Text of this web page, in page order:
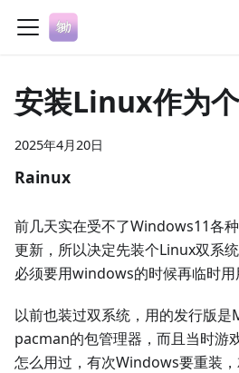
安装Linux作为
2025年4月20日
Rainux
前几天实在受不了Windows11各
更新，所以决定先装个Linux双系
必须要用windows的时候再临时用
以前也装过双系统，用的发行版
pacman的包管理器，而且当时游
怎么用过，有次Windows要重装